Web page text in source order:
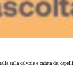
sulla calvizie e caduta dei capelli